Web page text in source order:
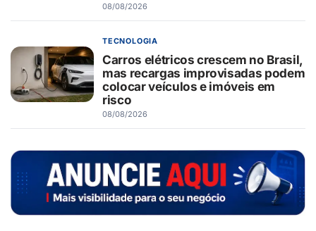
08/08/2026
TECNOLOGIA
Carros elétricos crescem no Brasil,
mas recargas improvisadas podem
colocar veículos e imóveis em
risco
08/08/2026